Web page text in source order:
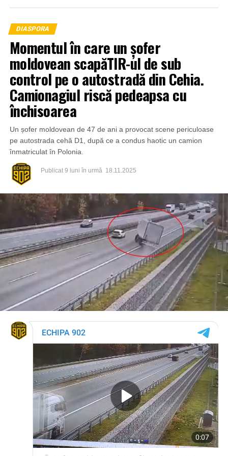
Potrivit Buongiorno Novara, carabinierii din Novara au
denunțat-o în stare de libertate pe T.F. (inițialele femeii), în
cursul zilei de miercuri, 10 decembrie 2025, pentru
exercitarea fără drept a profesiei medicale și pentru
deținerea și administrarea de medicamente
necorespunzătoare.
Ancheta a pornit în urmă cu aproximativ o lună, după ce
locuitori din cartierul Santa Rita au semnalat un trafic
neobișnuit de persoane către un apartament.
DIASPORA
Momentul în care un șofer
moldovean scapăTIR-ul de sub
control pe o autostradă din Cehia.
Camionagiul riscă pedeapsa cu
închisoarea
Un șofer moldovean de 47 de ani a provocat scene periculoase
pe autostrada cehă D1, după ce a condus haotic un camion
înmatriculat în Polonia.
Publicat 9 luni în urmă 18.11.2025